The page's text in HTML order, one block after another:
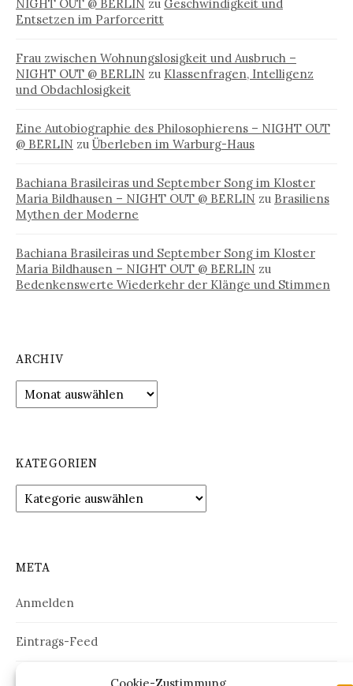
NIGHT OUT @ BERLIN zu Geschwindigkeit und
Entsetzen im Parforceritt
Frau zwischen Wohnungslosigkeit und Ausbruch –
NIGHT OUT @ BERLIN zu Klassenfragen, Intelligenz
und Obdachlosigkeit
Eine Autobiographie des Philosophierens – NIGHT OUT
@ BERLIN zu Überleben im Warburg-Haus
Bachiana Brasileiras und September Song im Kloster
Maria Bildhausen – NIGHT OUT @ BERLIN zu Brasiliens
Mythen der Moderne
Bachiana Brasileiras und September Song im Kloster
Maria Bildhausen – NIGHT OUT @ BERLIN zu
Bedenkenswerte Wiederkehr der Klänge und Stimmen
ARCHIV
Archiv
KATEGORIEN
Kategorien
META
Anmelden
Eintrags-Feed
Kommentar-Feed